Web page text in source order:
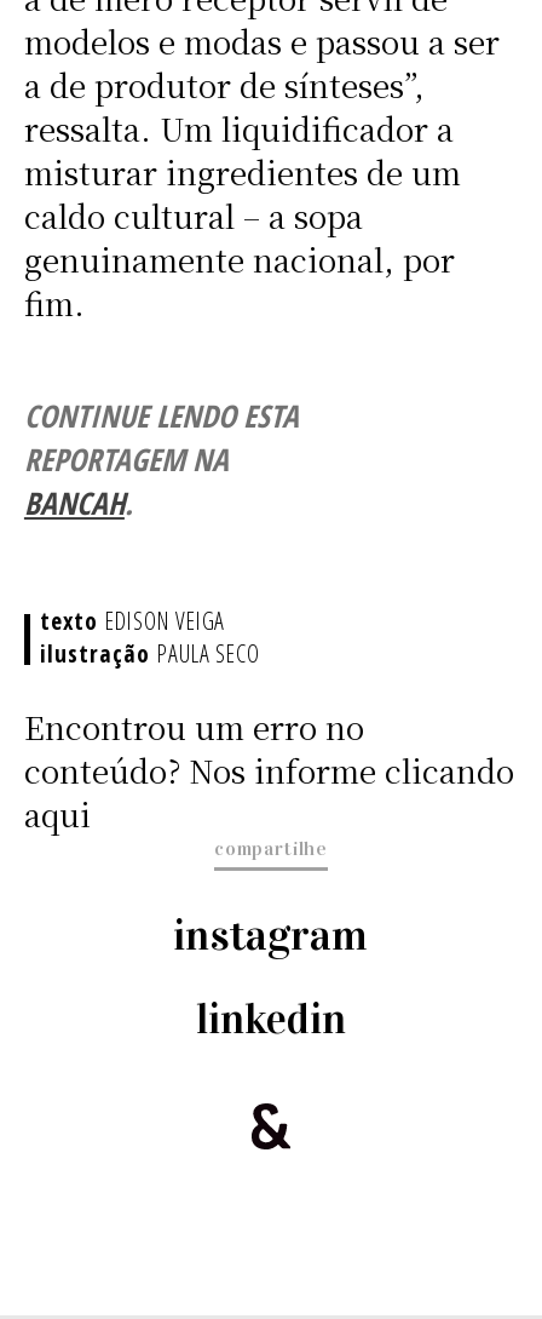
modelos e modas e passou a ser
a de produtor de sínteses”,
ressalta. Um liquidificador a
misturar ingredientes de um
caldo cultural – a sopa
genuinamente nacional, por
fim.
CONTINUE LENDO ESTA
REPORTAGEM NA
BANCAH.
EDISON VEIGA
PAULA SECO
Encontrou um erro no
conteúdo? Nos informe clicando
aqui
compartilhe
instagram
linkedin